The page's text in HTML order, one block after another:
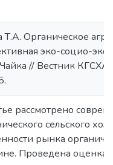
Т.А. Органическое
эко-социо-
// Вестник
рассмотрено
сельского
рынка
Проведена оценка